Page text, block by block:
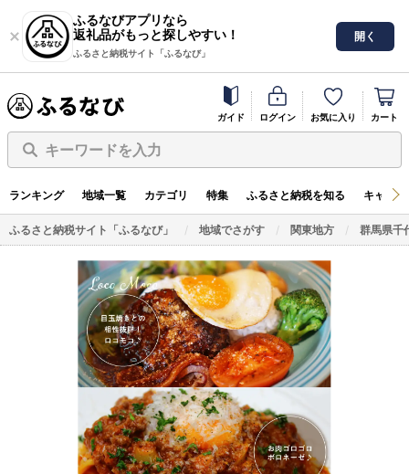
ふるなびアプリなら
返礼品がもっと探しやすい！
ふるさと納税サイト「ふるなび」
開く
ガイド ログイン お気に入り カート
キーワードを入力
ランキング 地域一覧 カテゴリ 特集 ふるさと納税を知る キャン
ふるさと納税サイト「ふるなび」 地域でさがす 関東地方 群馬県千